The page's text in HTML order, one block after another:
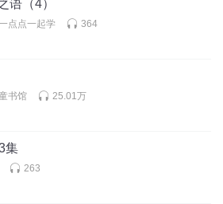
语（4）
点点一起学 364
书馆 25.01万
集
263